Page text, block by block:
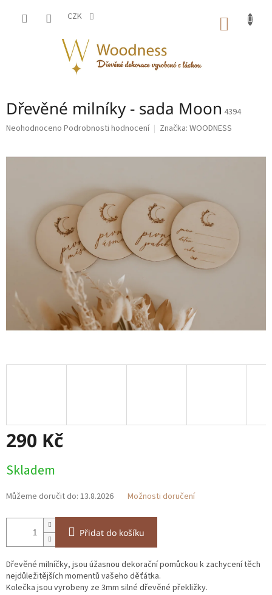
CZK
Dřevěné milníky - sada Moon 4394
Průměrné
Neohodnoceno Podrobnosti hodnocení Značka: WOODNESS
290 Kč
cena:
Skladem
Můžeme doručit do: 13.8.2026 Možnosti doručení
Přidat do košíku
Dřevěné milníčky, jsou úžasnou dekorační pomůckou k zachycení těch
nejdůležitějších momentů vašeho děťátka.
Kolečka jsou vyrobeny ze 3mm silné dřevěné překližky.